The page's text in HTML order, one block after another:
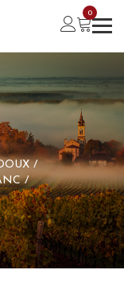
0
/
/